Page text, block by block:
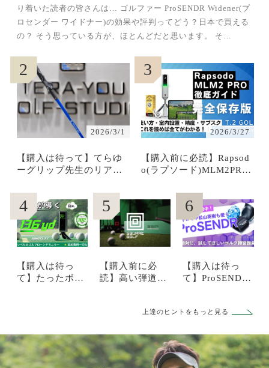
り着いた読者の皆さんは… ゴルファー ProSENDR Widener(プ
ロセンダー ワイドナー)の効果や評判ってどう？日本で買える
の？ そう思っている方が、ほとんどだと思います。 そ…
2
2026/3/1
【購入は待って】てらゆ
ーグリップ先生のリアル
法・損しない使い方を徹
底解説！！
3
2026/3/27
【購入前に必読】Rapsod
o(ラプソード)MLM2PRO
内設置・精度・サブスク
まで徹底解説
4
【購入は待っ
て】たったボー
ミ・他社比較か
ら損しないレン
タル活用法まで
5
【購入前に必
読】高い弾道測
アゴルフ」を忖
ビュー
6
【購入は待っ
て】ProSENDR
る？メリットや
底解説【マキロ
イも使ってる】
上達のヒントをもっと見る